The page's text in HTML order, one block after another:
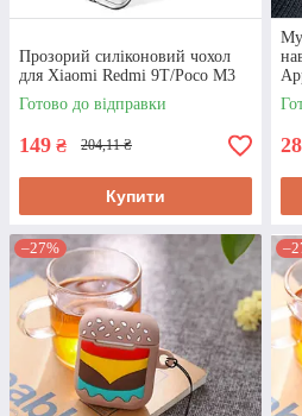
03
Індивідуальний
Менеджер супроводжує клієнта
співробітництва – від
отримання товару.
04
Консультації
У разі виникнення будь-яких
проконсультуємо, допоможемо
вибір.
Прозорий силіконовий чохол
для Xiaomi Redmi 9T/Poco M3
Готово до відправки
149 ₴ 204,11 ₴
Купити
–27%